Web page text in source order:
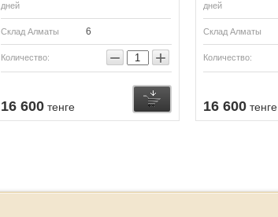
дней
Склад Алматы 6
Количество: − +
16 600тенге
дней
Склад Алматы
Количество:
16 600тенге
Купить